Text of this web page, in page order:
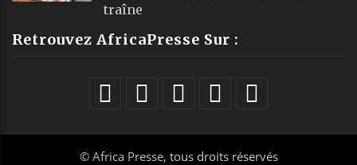
traîne
Retrouvez AfricaPresse Sur :
© Africa Presse, tous droits réservés